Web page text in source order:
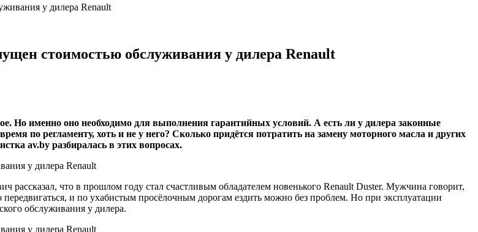
у дилера Renault
стоимостью обслуживания у дилера Renault
Но именно оно необходимо для выполнения гарантийных условий. А есть ли у дилера законные
по регламенту, хоть и не у него? Сколько придётся потратить на замену моторного масла и других
av.by разбиралась в этих вопросах.
что в прошлом году стал счастливым обладателем новенького Renault Duster. Мужчина говорит,
и по ухабистым просёлочным дорогам ездить можно без проблем. Но при эксплуатации
обслуживания у дилера.